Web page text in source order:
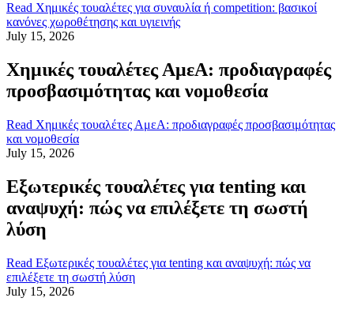
Read Χημικές τουαλέτες για συναυλία ή competition: βασικοί
κανόνες χωροθέτησης και υγιεινής
July 15, 2026
Χημικές τουαλέτες ΑμεΑ: προδιαγραφές
προσβασιμότητας και νομοθεσία
Read Χημικές τουαλέτες ΑμεΑ: προδιαγραφές προσβασιμότητας
και νομοθεσία
July 15, 2026
Εξωτερικές τουαλέτες για tenting και
αναψυχή: πώς να επιλέξετε τη σωστή
λύση
Read Εξωτερικές τουαλέτες για tenting και αναψυχή: πώς να
επιλέξετε τη σωστή λύση
July 15, 2026